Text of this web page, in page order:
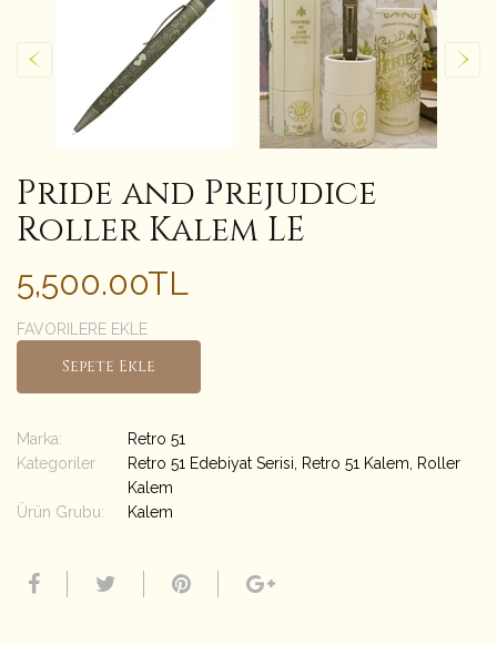
Pride and Prejudice
Roller Kalem LE
5,500.00TL
FAVORILERE EKLE
Sepete Ekle
Marka:
Retro 51
Kategoriler
Retro 51 Edebiyat Serisi Retro 51 Kalem
Roller
Kalem
Ürün Grubu:
Kalem